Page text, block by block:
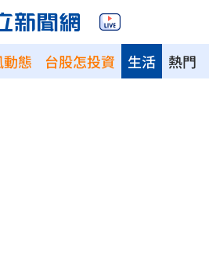
態 台股怎投資 熱門
生活